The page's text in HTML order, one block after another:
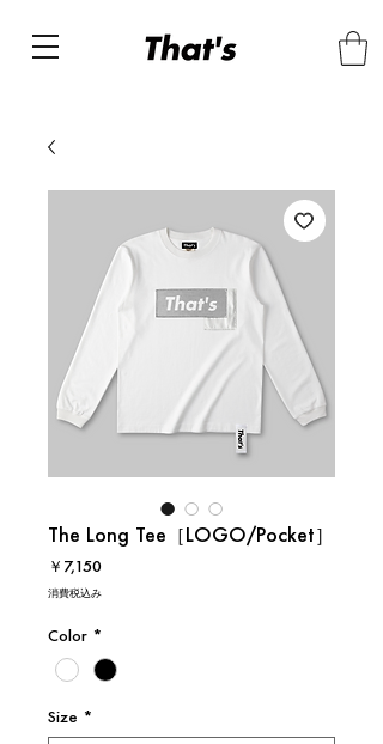
The Long Tee［LOGO/Pocket］
￥7,150価
消費税込み
Color *
Size *